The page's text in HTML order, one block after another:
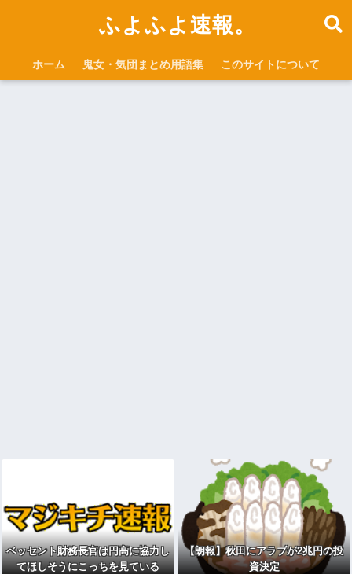
ふよふよ速報。
ホーム 鬼女・気団まとめ用語集 このサイトについて
ベッセント財務長官は円高に協力し
てほしそうにこっちを見ている
【朗報】秋田にアラブが2兆円の投
資決定